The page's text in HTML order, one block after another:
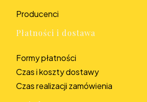
Producenci
Płatności i dostawa
Formy płatności
Czas i koszty dostawy
Czas realizacji zamówienia